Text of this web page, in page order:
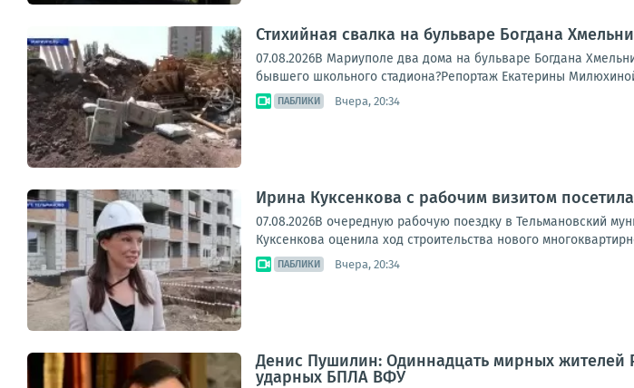
Стихийная свалка на бульваре Богдана
07.08.2026В Мариуполе два дома на бульваре Богдана
бывшего школьного стадиона?Репортаж Екатерины
ПАБЛИКИ Вчера, 20:34
Ирина Куксенкова с рабочим визитом
07.08.2026В очередную рабочую поездку в Тельмановский
Куксенкова оценила ход строительства нового
ПАБЛИКИ Вчера, 20:34
Денис Пушилин: Одиннадцать мирных жителей
ударных БПЛА ВФУ